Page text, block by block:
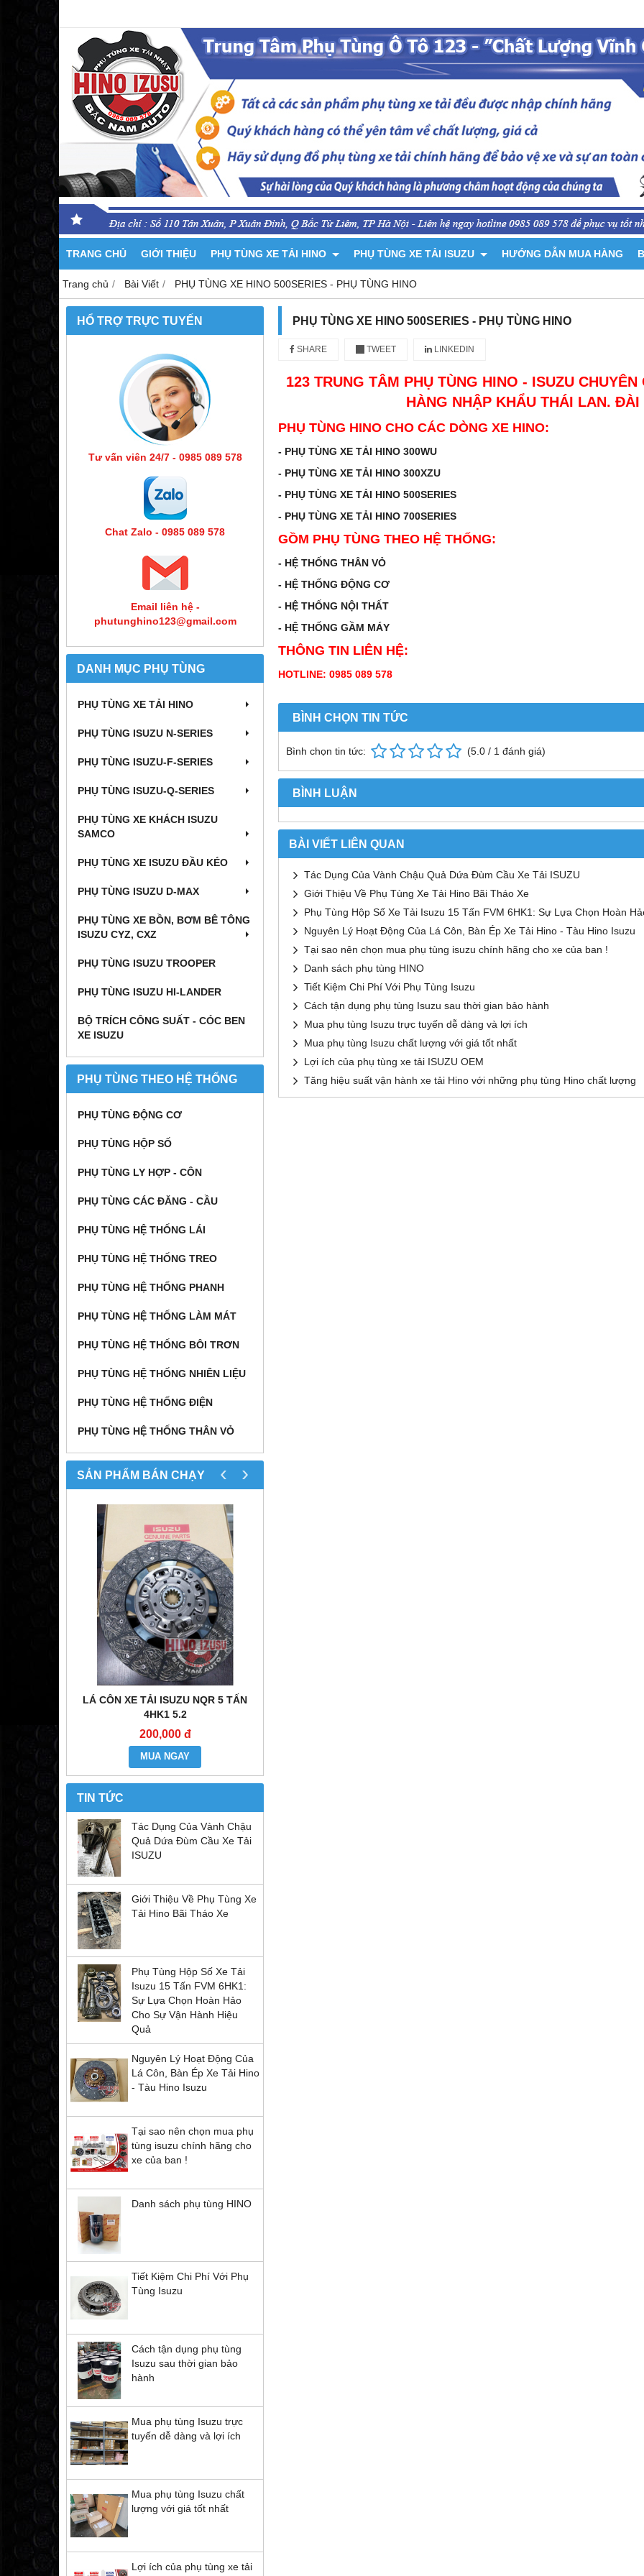
TRANG CHỦ GIỚI THIỆU PHỤ TÙNG XE TẢI HINO PHỤ TÙNG XE TẢI ISUZU HƯỚNG DẪN MUA HÀNG
Trang chủ Bài Viết PHỤ TÙNG XE HINO 500SERIES - PHỤ TÙNG HINO
HỔ TRỢ TRỰC TUYẾN
Tư vấn viên 24/7 - 0985 089 578
Chat Zalo - 0985 089 578
Email liên hệ -
phutunghino123@gmail.com
DANH MỤC PHỤ TÙNG
PHỤ TÙNG XE TẢI HINO
PHỤ TÙNG ISUZU N-SERIES
PHỤ TÙNG ISUZU-F-SERIES
PHỤ TÙNG ISUZU-Q-SERIES
PHỤ TÙNG XE KHÁCH ISUZU
SAMCO
PHỤ TÙNG XE ISUZU ĐẦU KÉO
PHỤ TÙNG ISUZU D-MAX
PHỤ TÙNG XE BỒN, BƠM BÊ TÔNG
ISUZU CYZ, CXZ
PHỤ TÙNG ISUZU TROOPER
PHỤ TÙNG ISUZU HI-LANDER
BỘ TRÍCH CÔNG SUẤT - CÓC BEN
XE ISUZU
PHỤ TÙNG THEO HỆ THỐNG
PHỤ TÙNG ĐỘNG CƠ
PHỤ TÙNG HỘP SỐ
PHỤ TÙNG LY HỢP - CÔN
PHỤ TÙNG CÁC ĐĂNG - CẦU
PHỤ TÙNG HỆ THỐNG LÁI
PHỤ TÙNG HỆ THỐNG TREO
PHỤ TÙNG HỆ THỐNG PHANH
PHỤ TÙNG HỆ THỐNG LÀM MÁT
PHỤ TÙNG HỆ THỐNG BÔI TRƠN
PHỤ TÙNG HỆ THỐNG NHIÊN LIỆU
PHỤ TÙNG HỆ THỐNG ĐIỆN
PHỤ TÙNG HỆ THỐNG THÂN VỎ
SẢN PHẨM BÁN CHẠY
LÁ CÔN XE TẢI ISUZU NQR 5 TẤN
4HK1 5.2
200,000 đ
MUA NGAY
‹ ›
TIN TỨC
Tác Dụng Của Vành Chậu
Quả Dứa Đùm Cầu Xe Tải
ISUZU
Giới Thiệu Về Phụ Tùng Xe
Tải Hino Bãi Tháo Xe
Phụ Tùng Hộp Số Xe Tải
Isuzu 15 Tấn FVM 6HK1:
Sự Lựa Chọn Hoàn Hảo
Cho Sự Vận Hành Hiệu
Quả
Nguyên Lý Hoạt Động Của
Lá Côn, Bàn Ép Xe Tải Hino
- Tàu Hino Isuzu
Tại sao nên chọn mua phụ
tùng isuzu chính hãng cho
xe của ban !
Danh sách phụ tùng HINO
Tiết Kiệm Chi Phí Với Phụ
Tùng Isuzu
Cách tận dụng phụ tùng
Isuzu sau thời gian bảo
hành
Mua phụ tùng Isuzu trực
tuyến dễ dàng và lợi ích
Mua phụ tùng Isuzu chất
lượng với giá tốt nhất
Lợi ích của phụ tùng xe tải
PHỤ TÙNG XE HINO 500SERIES - PHỤ TÙNG HINO
SHARE TWEET LINKEDIN
123 TRUNG TÂM PHỤ TÙNG HINO - ISUZU
HÀNG NHẬP KHẨU THÁI LAN.
PHỤ TÙNG HINO CHO CÁC DÒNG XE HINO:
- PHỤ TÙNG XE TẢI HINO 300WU
- PHỤ TÙNG XE TẢI HINO 300XZU
- PHỤ TÙNG XE TẢI HINO 500SERIES
- PHỤ TÙNG XE TẢI HINO 700SERIES
GỒM PHỤ TÙNG THEO HỆ THỐNG:
- HỆ THỐNG THÂN VỎ
- HỆ THỐNG ĐỘNG CƠ
- HỆ THỐNG NỘI THẤT
- HỆ THỐNG GẦM MÁY
THÔNG TIN LIÊN HỆ:
HOTLINE: 0985 089 578
BÌNH CHỌN TIN TỨC
Bình chọn tin tức: (5.0 / 1 đánh giá)
BÌNH LUẬN
BÀI VIẾT LIÊN QUAN
Tác Dụng Của Vành Chậu Quả Dứa Đùm Cầu Xe Tải ISUZU
Giới Thiệu Về Phụ Tùng Xe Tải Hino Bãi Tháo Xe
Phụ Tùng Hộp Số Xe Tải Isuzu 15 Tấn FVM 6HK1: Sự Lựa Chọn Hoàn
Nguyên Lý Hoạt Động Của Lá Côn, Bàn Ép Xe Tải Hino - Tàu Hino Isuzu
Tại sao nên chọn mua phụ tùng isuzu chính hãng cho xe của ban !
Danh sách phụ tùng HINO
Tiết Kiệm Chi Phí Với Phụ Tùng Isuzu
Cách tận dụng phụ tùng Isuzu sau thời gian bảo hành
Mua phụ tùng Isuzu trực tuyến dễ dàng và lợi ích
Mua phụ tùng Isuzu chất lượng với giá tốt nhất
Lợi ích của phụ tùng xe tải ISUZU OEM
Tăng hiệu suất vận hành xe tải Hino với những phụ tùng Hino chất lượng